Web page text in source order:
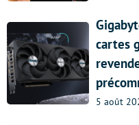
cartes
5 août